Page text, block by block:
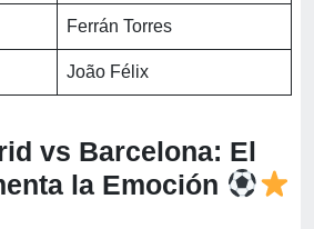
Ferrán Torres
João Félix
vs Barcelona: El
la Emoción